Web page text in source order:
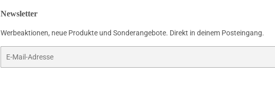
Newsletter
Werbeaktionen, neue Produkte und Sonderangebote. Direkt in deinem Posteingang.